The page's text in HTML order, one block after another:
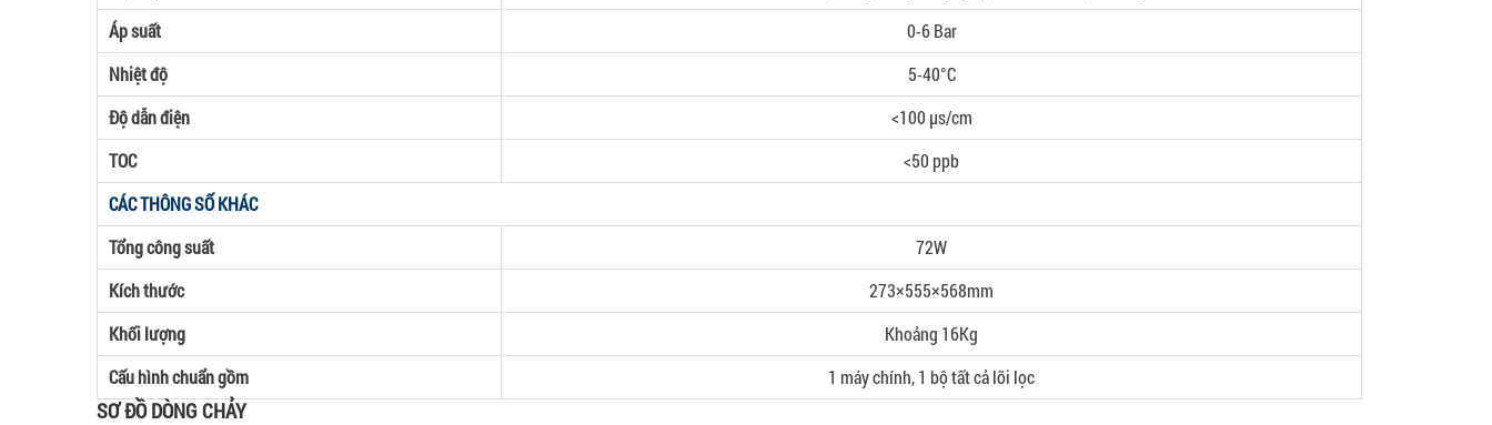
Áp suất
0-6 Bar
Nhiệt độ
5-40°C
Độ dẫn điện
<100 μs/cm
TOC
<50 ppb
CÁC THÔNG SỐ KHÁC
Tổng công suất
72W
Kích thước
273×555×568mm
Khối lượng
Khoảng 16Kg
Cấu hình chuẩn gồm
1 máy chính, 1 bộ tất cả lõi lọc
SƠ ĐỒ DÒNG CHẢY